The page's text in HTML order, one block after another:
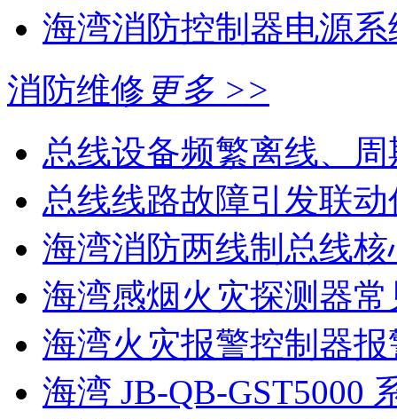
海湾消防控制器电源系
消防维修 更多 >>
总线设备频繁离线、
总线线路故障引发联
海湾消防两线制总线核
海湾感烟火灾探测器常
海湾火灾报警控制器报
海湾 JB-QB-GST5000